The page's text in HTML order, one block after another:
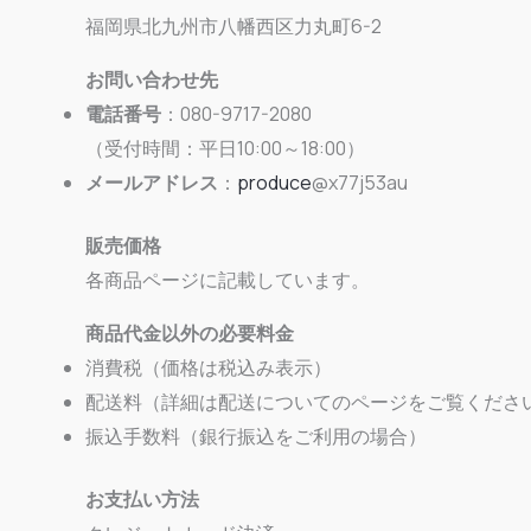
福岡県北九州市八幡西区力丸町6-2
お問い合わせ先
電話番号 ：080-9717-2080
（受付時間：平日10:00～18:00）
メールアドレス ： produce@x77j53au
販売価格
各商品ページに記載しています。
商品代金以外の必要料金
消費税（価格は税込み表示）
配送料（詳細は配送についてのページをご覧くださ
振込手数料（銀行振込をご利用の場合）
お支払い方法